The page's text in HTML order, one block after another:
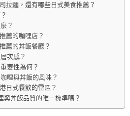
拉麵，還有哪些日式美食推薦？
？
薦的咖哩店？
薦的丼飯餐廳？
次感？
要性為何？
哩與丼飯的風味？
日式餐飲的雷區？
與丼飯品質的唯一標準嗎？